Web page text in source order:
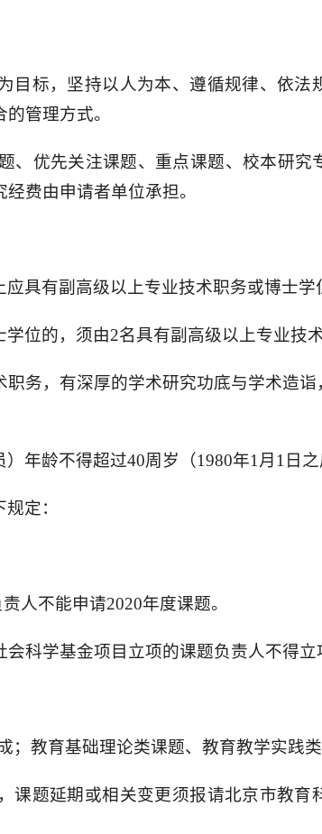
目标，坚持以人为本、遵循规律、依法
管理方式。
、优先关注课题、重点课题、校本研究
费由申请者单位承担。
具有副高级以上专业技术职务或博士学
位的，须由2名具有副高级以上专业技
职务，有深厚的学术研究功底与学术造
年龄不得超过40周岁（1980年1月1日之
定：
人不能申请2020年度课题。
科学基金项目立项的课题负责人不得立
；教育基础理论类课题、教育教学实践
课题延期或相关变更须报请北京市教